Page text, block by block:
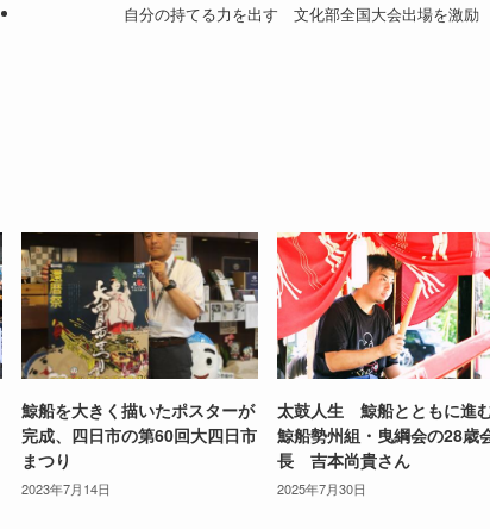
自分の持てる力を出す 文化部全国大会出場を激励
鯨船を大きく描いたポスターが
完成、四日市の第60回大四日市
まつり
2023年7月14日
太鼓人生 鯨船とともに
鯨船勢州組・曳綱会の28歳
長 吉本尚貴さん
2025年7月30日